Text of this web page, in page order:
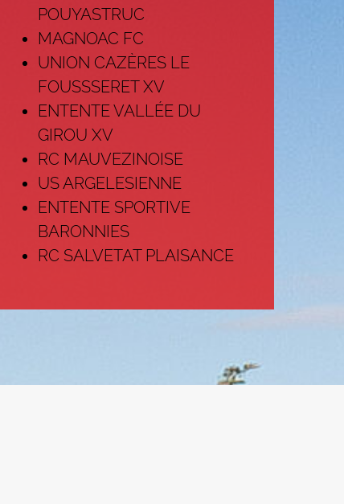
POUYASTRUC
MAGNOAC FC
UNION CAZÈRES LE
FOUSSSERET XV
ENTENTE VALLÉE DU
GIROU XV
RC MAUVEZINOISE
US ARGELESIENNE
ENTENTE SPORTIVE
BARONNIES
RC SALVETAT PLAISANCE